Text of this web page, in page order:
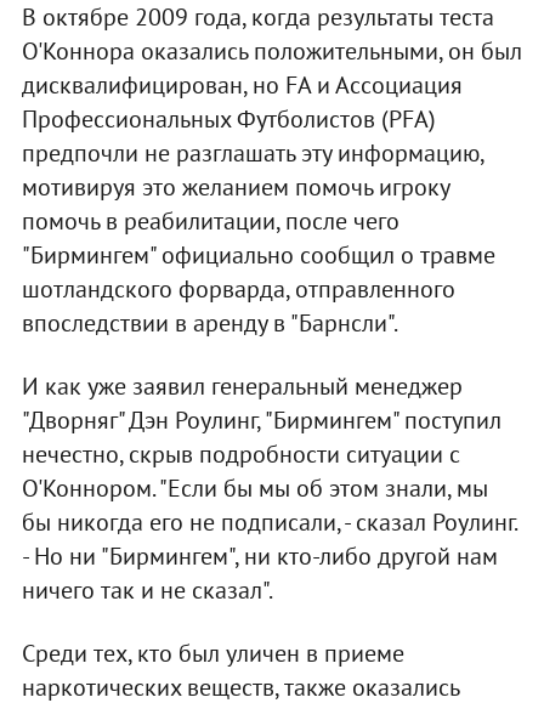
В октябре 2009 года, когда результаты теста
О'Коннора оказались положительными, он был
дисквалифицирован, но FA и Ассоциация
Профессиональных Футболистов (PFA)
предпочли не разглашать эту информацию,
мотивируя это желанием помочь игроку
помочь в реабилитации, после чего
"Бирмингем" официально сообщил о травме
шотландского форварда, отправленного
впоследствии в аренду в "Барнсли".
И как уже заявил генеральный менеджер
"Дворняг" Дэн Роулинг, "Бирмингем" поступил
нечестно, скрыв подробности ситуации с
О'Коннором. "Если бы мы об этом знали, мы
бы никогда его не подписали, - сказал Роулинг.
- Но ни "Бирмингем", ни кто-либо другой нам
ничего так и не сказал".
Среди тех, кто был уличен в приеме
наркотических веществ, также оказались